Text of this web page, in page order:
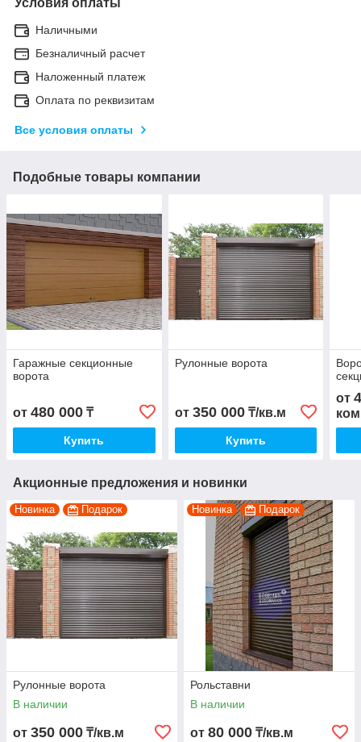
Наличными
Безналичный расчет
Наложенный платеж
Оплата по реквизитам
Все условия оплаты
Подобные товары компании
Гаражные секционные
ворота
от 480 000 ₸
Купить
Рулонные ворота
от 350 000₸/кв.м
Купить
от
Акционные предложения и новинки
Новинка Подарок
Рулонные ворота
В наличии
от 350 000 ₸/кв.м
Новинка Подарок
Рольставни
В наличии
от 80 000 ₸/кв.м